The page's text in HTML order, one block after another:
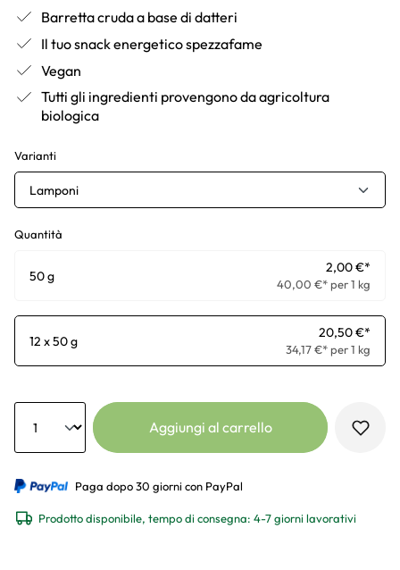
Barretta cruda a base di datteri
Il tuo snack energetico spezzafame
Vegan
Tutti gli ingredienti provengono da agricoltura
biologica
Varianti
Lamponi
Quantità
50 g
2,00 €*
40,00 €* per 1 kg
12 x 50 g
20,50 €*
34,17 €* per 1 kg
Anzahl
Aggiungi al carrello
Paga dopo 30 giorni con PayPal
Prodotto disponibile, tempo di consegna: 4-7 giorni lavorativi